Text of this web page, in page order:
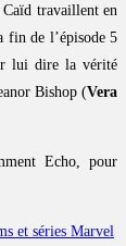
Caïd travaillent en
fin de l’épisode 5
lui dire la vérité
Bishop (Vera
Echo, pour
et séries Marvel